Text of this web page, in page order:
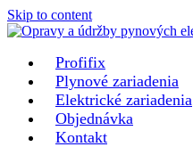
Skip to content
Profifix
Plynové zariadenia
Elektrické zariadenia
Objednávka
Kontakt